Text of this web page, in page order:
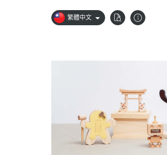
繁體中文